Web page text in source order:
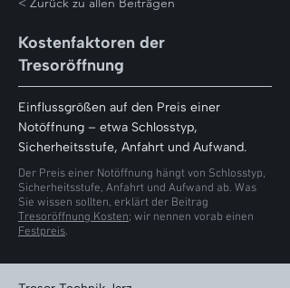
Kostenfaktoren der
Tresoröffnung
Einflussgrößen auf den Preis einer
Notöffnung – etwa Schlosstyp,
Sicherheitsstufe, Anfahrt und Aufwand.
Der Preis einer Notöffnung hängt von Schlosstyp,
Sicherheitsstufe, Anfahrt und Aufwand ab. Was
Sie wissen sollten, erklärt der Beitrag
Tresoröffnung Kosten; wir nennen vorab einen
Festpreis.